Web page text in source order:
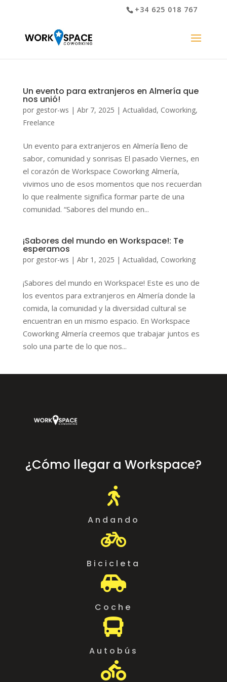
+34 625 018 767
Un evento para extranjeros en Almería que
nos unió!
por gestor-ws | Abr 7, 2025 | Actualidad, Coworking,
Freelance
Un evento para extranjeros en Almería lleno de
sabor, comunidad y sonrisas El pasado Viernes, en
el corazón de Workspace Coworking Almería,
vivimos uno de esos momentos que nos recuerdan
lo que realmente significa formar parte de una
comunidad. “Sabores del mundo en...
¡Sabores del mundo en Workspace!: Te
esperamos
por gestor-ws | Abr 1, 2025 | Actualidad, Coworking
¡Sabores del mundo en Workspace! Este es uno de
los eventos para extranjeros en Almería donde la
comida, la comunidad y la diversidad cultural se
encuentran en un mismo espacio. En Workspace
Coworking Almería creemos que trabajar juntos es
solo una parte de lo que nos...
¿Cómo llegar a Workspace?

Andando

Bicicleta

Coche

Autobús
